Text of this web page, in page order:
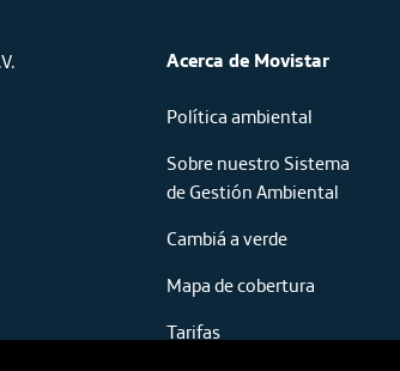
Acerca de Movistar
Política ambiental
Sobre nuestro Sistema
de Gestión Ambiental
Cambiá a verde
Mapa de cobertura
Tarifas